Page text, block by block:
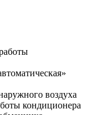
воздуха
кондиционера